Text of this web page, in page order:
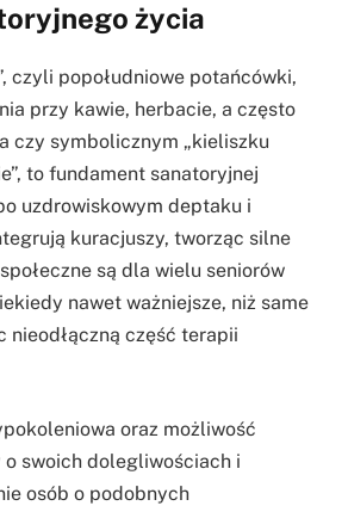
życia
czyli popołudniowe potańcówki,
przy kawie, herbacie, a często
czy symbolicznym „kieliszku
to fundament sanatoryjnej
uzdrowiskowym deptaku i
kuracjuszy, tworząc silne
są dla wielu seniorów
nawet ważniejsze, niż same
nieodłączną część terapii
oraz możliwość
swoich dolegliwościach i
osób o podobnych